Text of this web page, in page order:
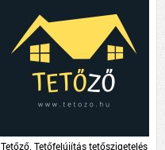
Tetőző. Tetőfelújítás tetőszigetelés